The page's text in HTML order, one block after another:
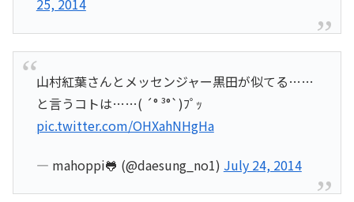
25, 2014
山村紅葉さんとメッセンジャー黒田が似てる……
と言うコトは……( ´° ³°`)ﾌﾟｯ
pic.twitter.com/OHXahNHgHa
— mahoppi🐸 (@daesung_no1) July 24, 2014